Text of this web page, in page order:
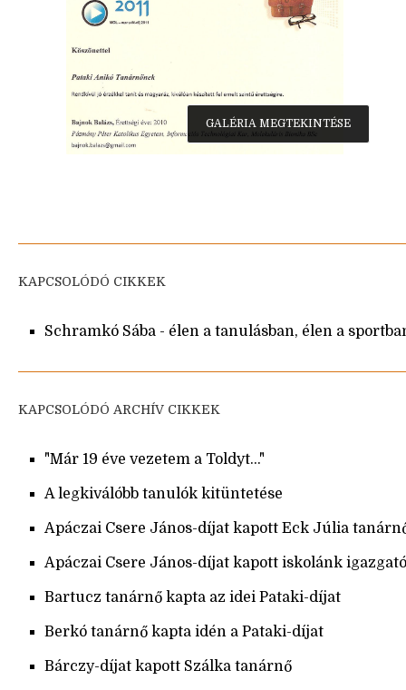
GALÉRIA MEGTEKINTÉSE
KAPCSOLÓDÓ CIKKEK
Schramkó Sába - élen a tanulásban, élen a
KAPCSOLÓDÓ ARCHÍV CIKKEK
"Már 19 éve vezetem a Toldyt..."
A legkiválóbb tanulók kitüntetése
Apáczai Csere János-díjat kapott Eck Júlia
Apáczai Csere János-díjat kapott iskolánk
Bartucz tanárnő kapta az idei Pataki-díjat
Berkó tanárnő kapta idén a Pataki-díjat
Bárczy-díjat kapott Szálka tanárnő